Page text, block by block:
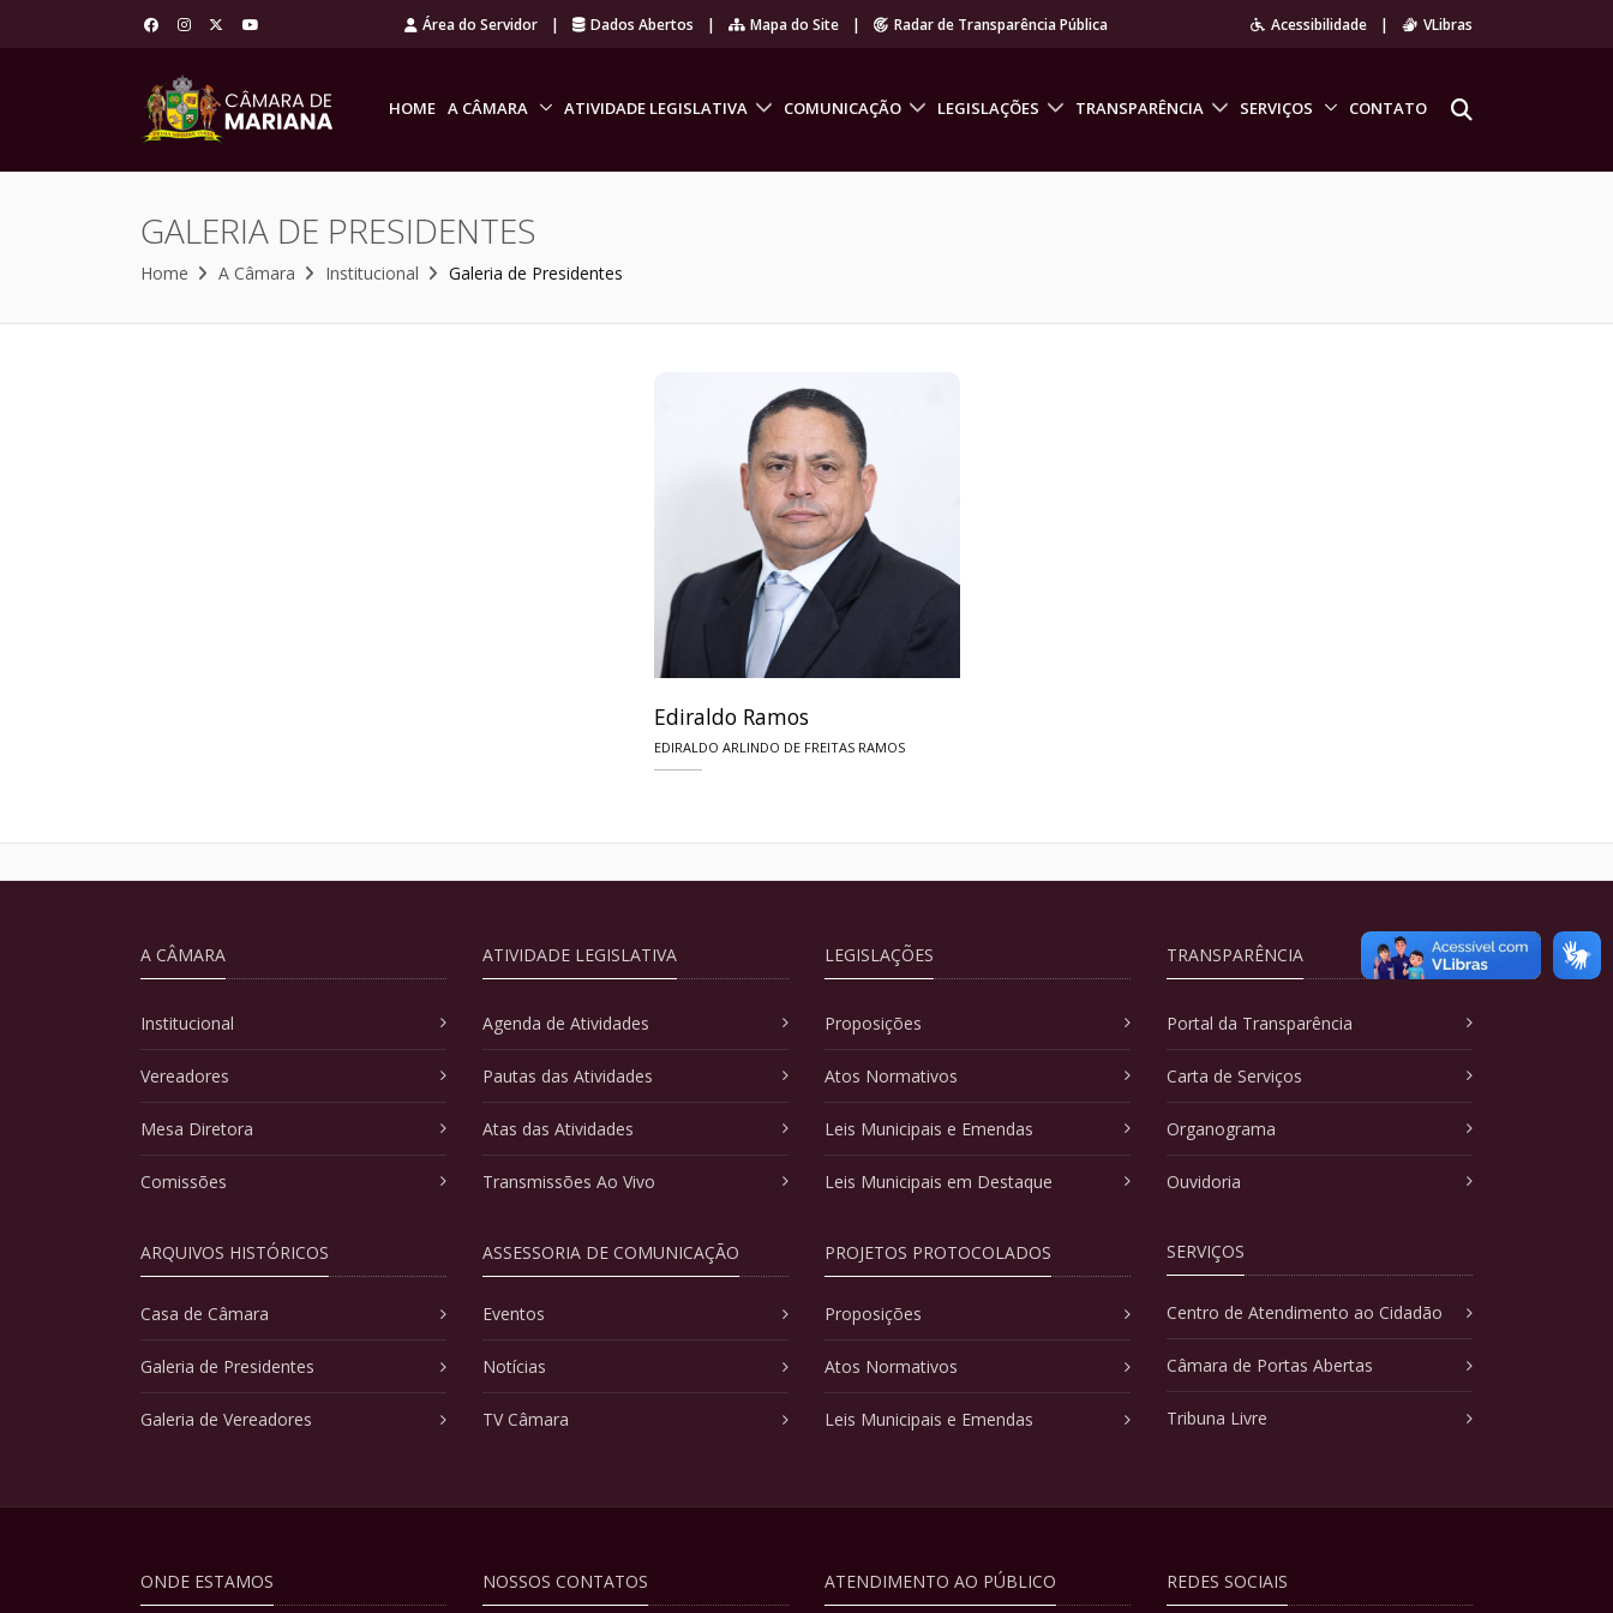
Área do Servidor | Dados Abertos | Mapa do Site | Radar de Transparência Pública Acessibilidade | VLibras
HOME A CÂMARA ATIVIDADE LEGISLATIVA COMUNICAÇÃO LEGISLAÇÕES TRANSPARÊNCIA SERVIÇOS CONTATO
GALERIA DE PRESIDENTES
Home A Câmara Institucional Galeria de Presidentes
Ediraldo Ramos
EDIRALDO ARLINDO DE FREITAS RAMOS
A CÂMARA
Institucional
Vereadores
Mesa Diretora
Comissões
ARQUIVOS HISTÓRICOS
Casa de Câmara
Galeria de Presidentes
Galeria de Vereadores
ATIVIDADE LEGISLATIVA
Agenda de Atividades
Pautas das Atividades
Atas das Atividades
Transmissões Ao Vivo
ASSESSORIA DE COMUNICAÇÃO
Eventos
Notícias
TV Câmara
LEGISLAÇÕES
Proposições
Atos Normativos
Leis Municipais e Emendas
Leis Municipais em Destaque
PROJETOS PROTOCOLADOS
Proposições
Atos Normativos
Leis Municipais e Emendas
TRANSPARÊNCIA
Portal da Transparência
Carta de Serviços
Organograma
Ouvidoria
SERVIÇOS
Centro de Atendimento ao Cidadão
Câmara de Portas Abertas
Tribuna Livre
ONDE ESTAMOS NOSSOS CONTATOS ATENDIMENTO AO PÚBLICO REDES SOCIAIS